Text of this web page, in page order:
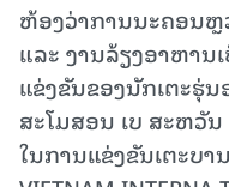
ຫ້ອງວ່າການນະຄອນ
ແລະ ງານລ້ຽງອາຫານ
ແຂ່ງຂັນຂອງນັກເຕະຮຸ່ນ
ສະໂມສອນ ເບ ສະຫວັ
ໃນການແຂ່ງຂັນເຕະບາ